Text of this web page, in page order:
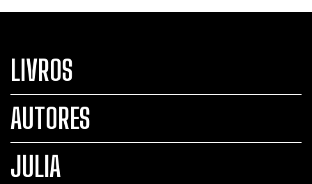
LIVROS
AUTORES
JULIA